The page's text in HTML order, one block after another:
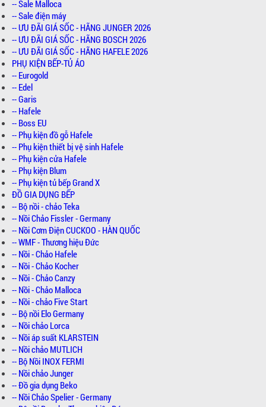
-- Sale Malloca
-- Sale điện máy
-- ƯU ĐÃI GIÁ SỐC - HÃNG JUNGER 2026
-- ƯU ĐÃI GIÁ SỐC - HÃNG BOSCH 2026
-- ƯU ĐÃI GIÁ SỐC - HÃNG HAFELE 2026
PHỤ KIỆN BẾP-TỦ ÁO
-- Eurogold
-- Edel
-- Garis
-- Hafele
-- Boss EU
-- Phụ kiện đồ gỗ Hafele
-- Phụ kiện thiết bị vệ sinh Hafele
-- Phụ kiện cửa Hafele
-- Phụ kiện Blum
-- Phụ kiện tủ bếp Grand X
ĐỒ GIA DỤNG BẾP
-- Bộ nồi - chảo Teka
-- Nồi Chảo Fissler - Germany
-- Nồi Cơm Điện CUCKOO - HÀN QUỐC
-- WMF - Thương hiệu Đức
-- Nồi - Chảo Hafele
-- Nồi - Chảo Kocher
-- Nồi - Chảo Canzy
-- Nồi - Chảo Malloca
-- Nồi - chảo Five Start
-- Bộ nồi Elo Germany
-- Nồi chảo Lorca
-- Nồi áp suất KLARSTEIN
-- Nồi chảo MUTLICH
-- Bộ Nồi INOX FERMI
-- Nồi chảo Junger
-- Đồ gia dụng Beko
-- Nồi Chảo Spelier - Germany